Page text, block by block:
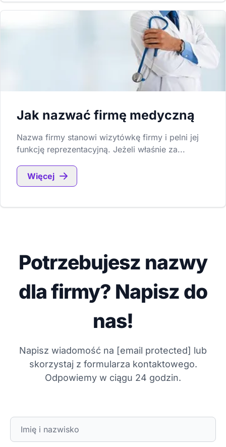
Jak nazwać firmę medyczną
Nazwa firmy stanowi wizytówkę firmy i pelni jej
funkcję reprezentacyjną. Jeżeli właśnie za...
Więcej
Potrzebujesz nazwy
dla firmy? Napisz do
nas!
Napisz wiadomość na [email protected] lub
skorzystaj z formularza kontaktowego.
Odpowiemy w ciągu 24 godzin.